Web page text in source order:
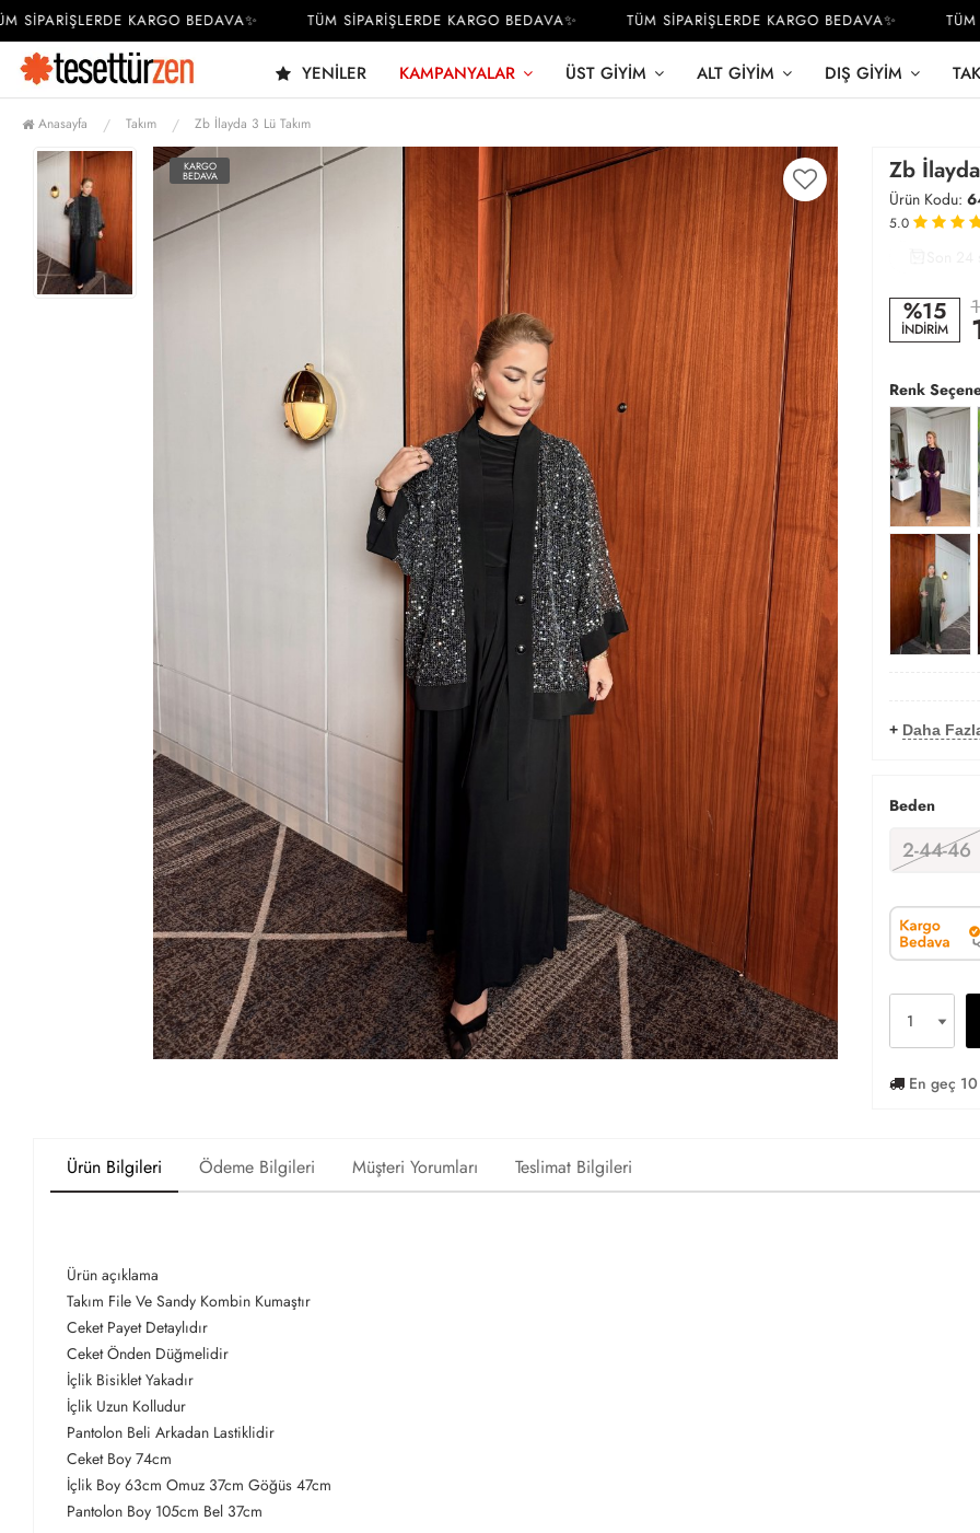
KARGO BEDAVA✨ TÜM SİPARİŞLERDE KARGO BEDAVA✨ TÜM SİPARİŞLERDE KARGO BEDAVA✨ TÜM
YENILER KAMPANYALAR ÜST GIYIM ALT GIYIM DIŞ GIYIM
Anasayfa Takım Zb İlayda 3 Lü Takım
KARGO
BEDAVA Zb
Ürün Kodu:
5.0
%15
İNDİRİM
Renk
+ Daha
Beden
2-44-46
En geç 10
Ürün Bilgileri Ödeme Bilgileri Müşteri Yorumları Teslimat Bilgileri
Ürün açıklama
Takım File Ve Sandy Kombin Kumaştır
Ceket Payet Detaylıdır
Ceket Önden Düğmelidir
İçlik Bisiklet Yakadır
İçlik Uzun Kolludur
Pantolon Beli Arkadan Lastiklidir
Ceket Boy 74cm
İçlik Boy 63cm Omuz 37cm Göğüs 47cm
Pantolon Boy 105cm Bel 37cm